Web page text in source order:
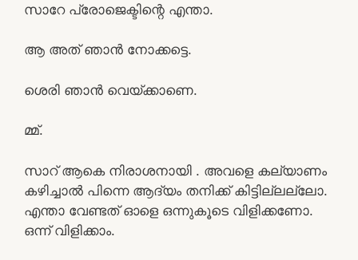
സാറേ പ്രോജെക്ടിന്റെ എന്താ.
ആ അത് ഞാൻ നോക്കട്ടെ.
ശെരി ഞാൻ വെയ്ക്കാണെ.
മ്മ്.
സാറ് ആകെ നിരാശനായി . അവളെ കല്യാണം
കഴിച്ചാൽ പിന്നെ ആദ്യം തനിക്ക് കിട്ടില്ലല്ലോ.
എന്താ വേണ്ടത് ഓളെ ഒന്നുകൂടെ വിളിക്കണോ.
ഒന്ന് വിളിക്കാം.